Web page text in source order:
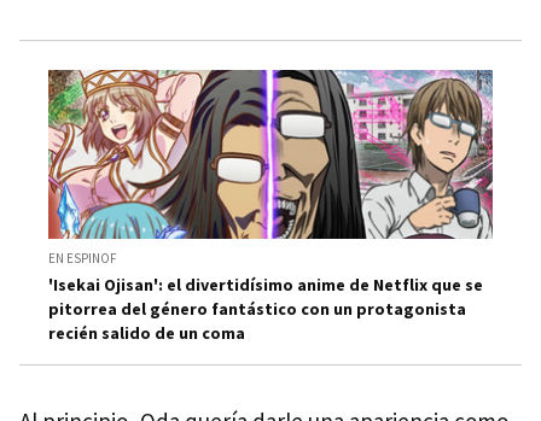
EN ESPINOF
'Isekai Ojisan': el divertidísimo anime de Netflix que se
pitorrea del género fantástico con un protagonista
recién salido de un coma